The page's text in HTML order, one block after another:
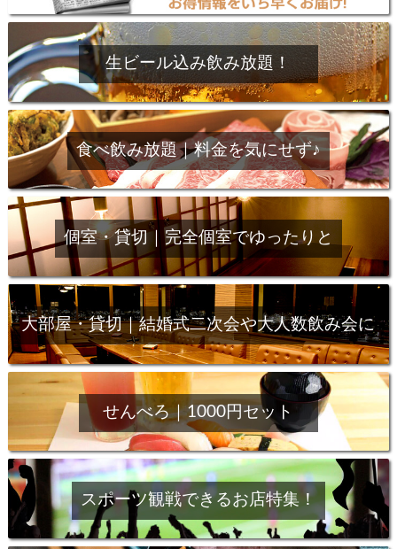
生ビール込み飲み放題！
食べ飲み放題｜料金を気にせず♪
個室・貸切｜完全個室でゆったりと
大部屋・貸切｜結婚式二次会や大人数飲み会に
せんべろ｜1000円セット
スポーツ観戦できるお店特集！